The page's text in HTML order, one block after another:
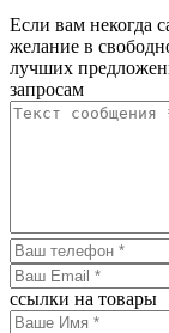
Если вам некогда
желание в
лучших
запросам
ссылки на товары